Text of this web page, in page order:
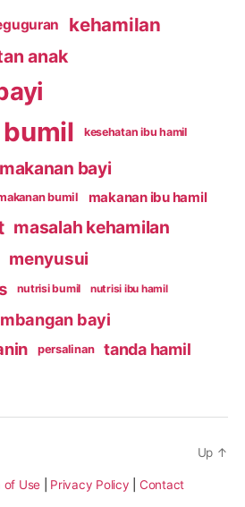
kehamilan
anak
kesehatan ibu hamil
makanan bayi
bumil makanan ibu hamil
masalah kehamilan
menyusui
nutrisi bumil nutrisi ibu hamil
bayi
persalinan tanda hamil
of Use Privacy Policy Contact
Up ↑